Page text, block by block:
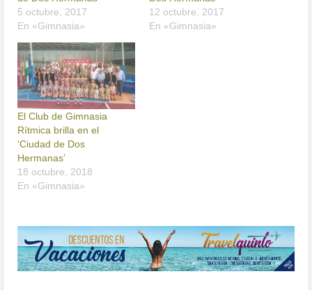
5 octubre, 2017
En «Gimnasia»
12 octubre, 2017
En «Gimnasia»
El Club de Gimnasia
Rítmica brilla en el
‘Ciudad de Dos
Hermanas’
18 octubre, 2018
En «Gimnasia»